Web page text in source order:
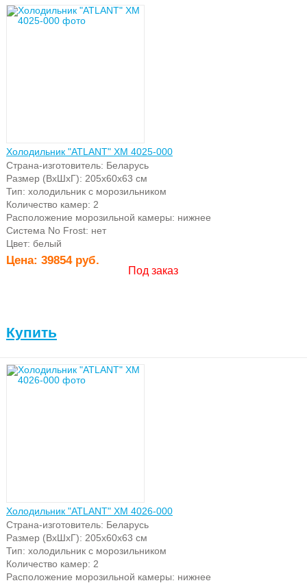
Холодильник "ATLANT" ХМ 4025-000
Страна-изготовитель: Беларусь
Размер (ВхШхГ): 205х60х63 см
Тип: холодильник с морозильником
Количество камер: 2
Расположение морозильной камеры: нижнее
Система No Frost: нет
Цвет: белый
Цена: 39854 руб.
Под заказ
Купить
Холодильник "ATLANT" ХМ 4026-000
Страна-изготовитель: Беларусь
Размер (ВхШхГ): 205х60х63 см
Тип: холодильник с морозильником
Количество камер: 2
Расположение морозильной камеры: нижнее